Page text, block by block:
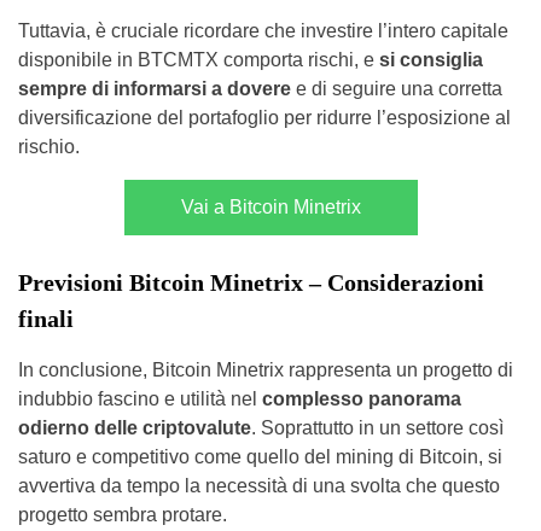
Tuttavia, è cruciale ricordare che investire l’intero capitale
disponibile in BTCMTX comporta rischi, e si consiglia
sempre di informarsi a dovere e di seguire una corretta
diversificazione del portafoglio per ridurre l’esposizione al
rischio.
Vai a Bitcoin Minetrix
Previsioni Bitcoin Minetrix – Considerazioni
finali
In conclusione, Bitcoin Minetrix rappresenta un progetto di
indubbio fascino e utilità nel complesso panorama
odierno delle criptovalute. Soprattutto in un settore così
saturo e competitivo come quello del mining di Bitcoin, si
avvertiva da tempo la necessità di una svolta che questo
progetto sembra protare.